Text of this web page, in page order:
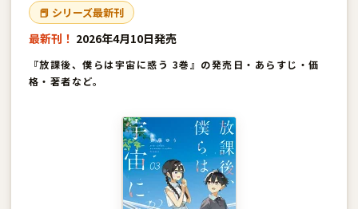
📕 シリーズ最新刊
最新刊！ 2026年4月10日発売
『放課後、僕らは宇宙に惑う 3巻』の発売日・あらすじ・価
格・著者など。